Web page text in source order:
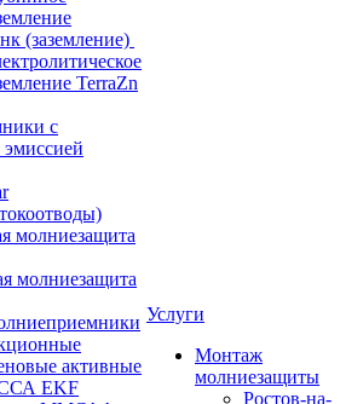
(заземление)
TerraZn
с
молниезащита
молниезащита
активные
EKF
Услуги
Монтаж
молниезащиты
Ростов-на-